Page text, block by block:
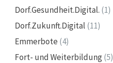
Dorf.Gesundheit.Digital. (1)
Dorf.Zukunft.Digital (11)
Emmerbote (4)
Fort- und Weiterbildung(5)